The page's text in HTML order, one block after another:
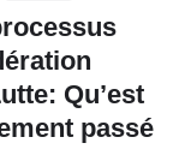
Qu’est
passé